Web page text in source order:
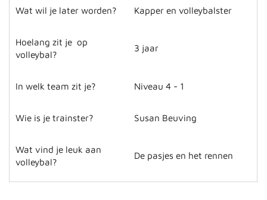
Wat wil je later worden? Kapper en volleybalster
Hoelang zit je op
volleybal?
3 jaar
In welk team zit je? Niveau 4 - 1
Wie is je trainster? Susan Beuving
Wat vind je leuk aan
volleybal?
De pasjes en het rennen